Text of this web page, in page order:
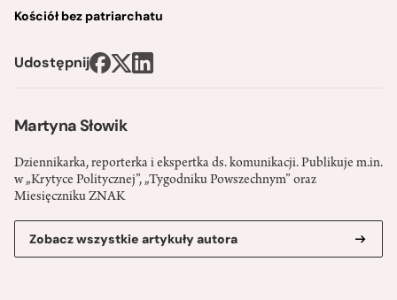
Martyna Słowik
Dziennikarka, reporterka i ekspertka ds. komunikacji. Publikuje m.in.
w „Krytyce Politycznej”, „Tygodniku Powszechnym” oraz
Miesięczniku ZNAK
Zobacz wszystkie artykuły autora
Kościół bez patriarchatu
Udostępnij